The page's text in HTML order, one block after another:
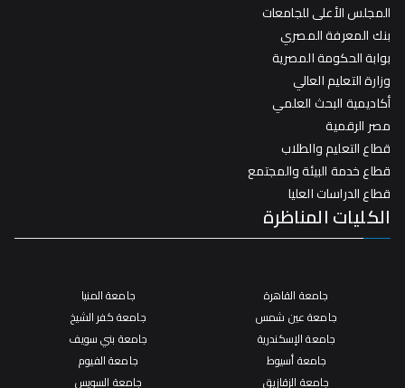
المجلس الأعلى للجامعات
بنك المعرفة المصري
بوابة الحكومة المصرية
وزارة التعليم العالي
أكاديمية البحث العلمي
مصر الرقمية
قطاع التعليم والطلاب
قطاع خدمة البيئة والمجتمع
قطاع الدراسات العليا
الكليات المناظرة
جامعة القاهرة
جامعة عين شمس
جامعة الإسكندرية
جامعة أسيوط
جامعة الزقازيق
جامعة المنيا
جامعة كفر الشيخ
جامعة بني سويف
جامعة الفيوم
جامعة السويس